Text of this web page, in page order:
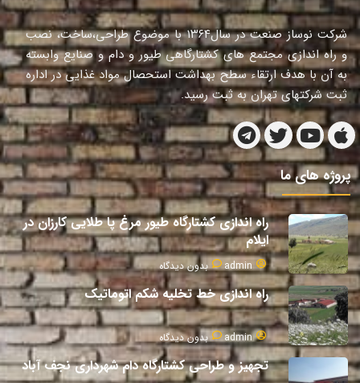
شرکت نوساز صنعت در سال١٣٦٤ با موضوع طراحی،ساخت، نصب
و راه اندازی مجتمع های کشتارگاهی طیور و دام و صنایع وابسته
به آن با هدف ارتقاء سطح بهداشت استحصال مواد غذایی در اداره
ثبت شرکتهای تهران به ثبت رسید.
پروژه های ما
راه اندازی کشتارگاه طیور مرغ پا طلایی کارزان در
ایلام
admin بدون دیدگاه
راه اندازی خط تخلیه شکم اتوماتیک
admin بدون دیدگاه
تجهیز و طراحی کشتارگاه دام شهرداری نجف آباد